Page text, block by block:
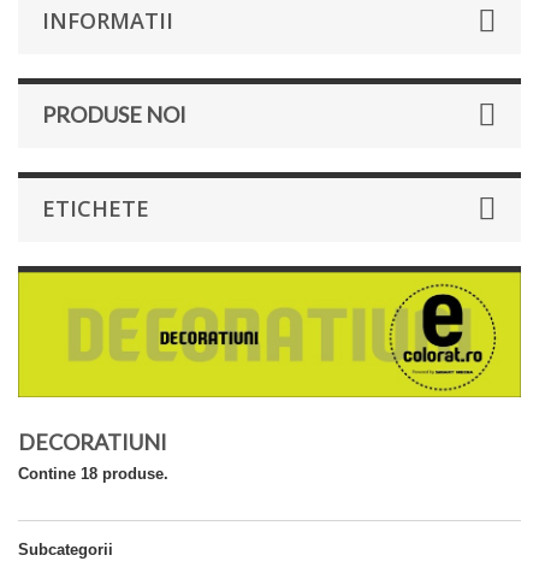
INFORMATII
PRODUSE NOI
ETICHETE
DECORATIUNI
Contine 18 produse.
Subcategorii